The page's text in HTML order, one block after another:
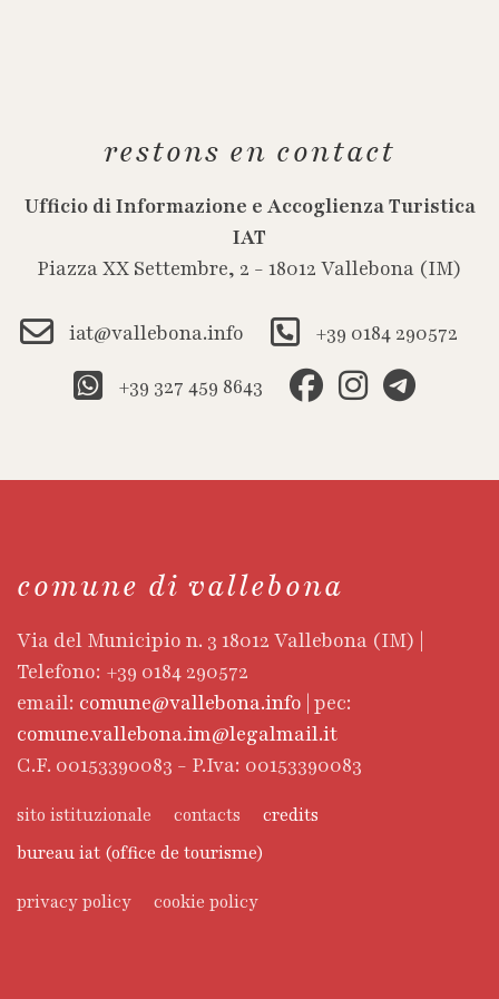
restons en contact
Ufficio di Informazione e Accoglienza Turistica
IAT
Piazza XX Settembre, 2 - 18012 Vallebona (IM)
iat@vallebona.info
+39 0184 290572
+39 327 459 8643
comune di vallebona
Via del Municipio n. 3 18012 Vallebona (IM) |
Telefono: +39 0184 290572
email: comune@vallebona.info | pec:
comune.vallebona.im@legalmail.it
C.F. 00153390083 - P.Iva: 00153390083
sito istituzionale contacts
credits
bureau iat (office de tourisme)
privacy policy cookie policy